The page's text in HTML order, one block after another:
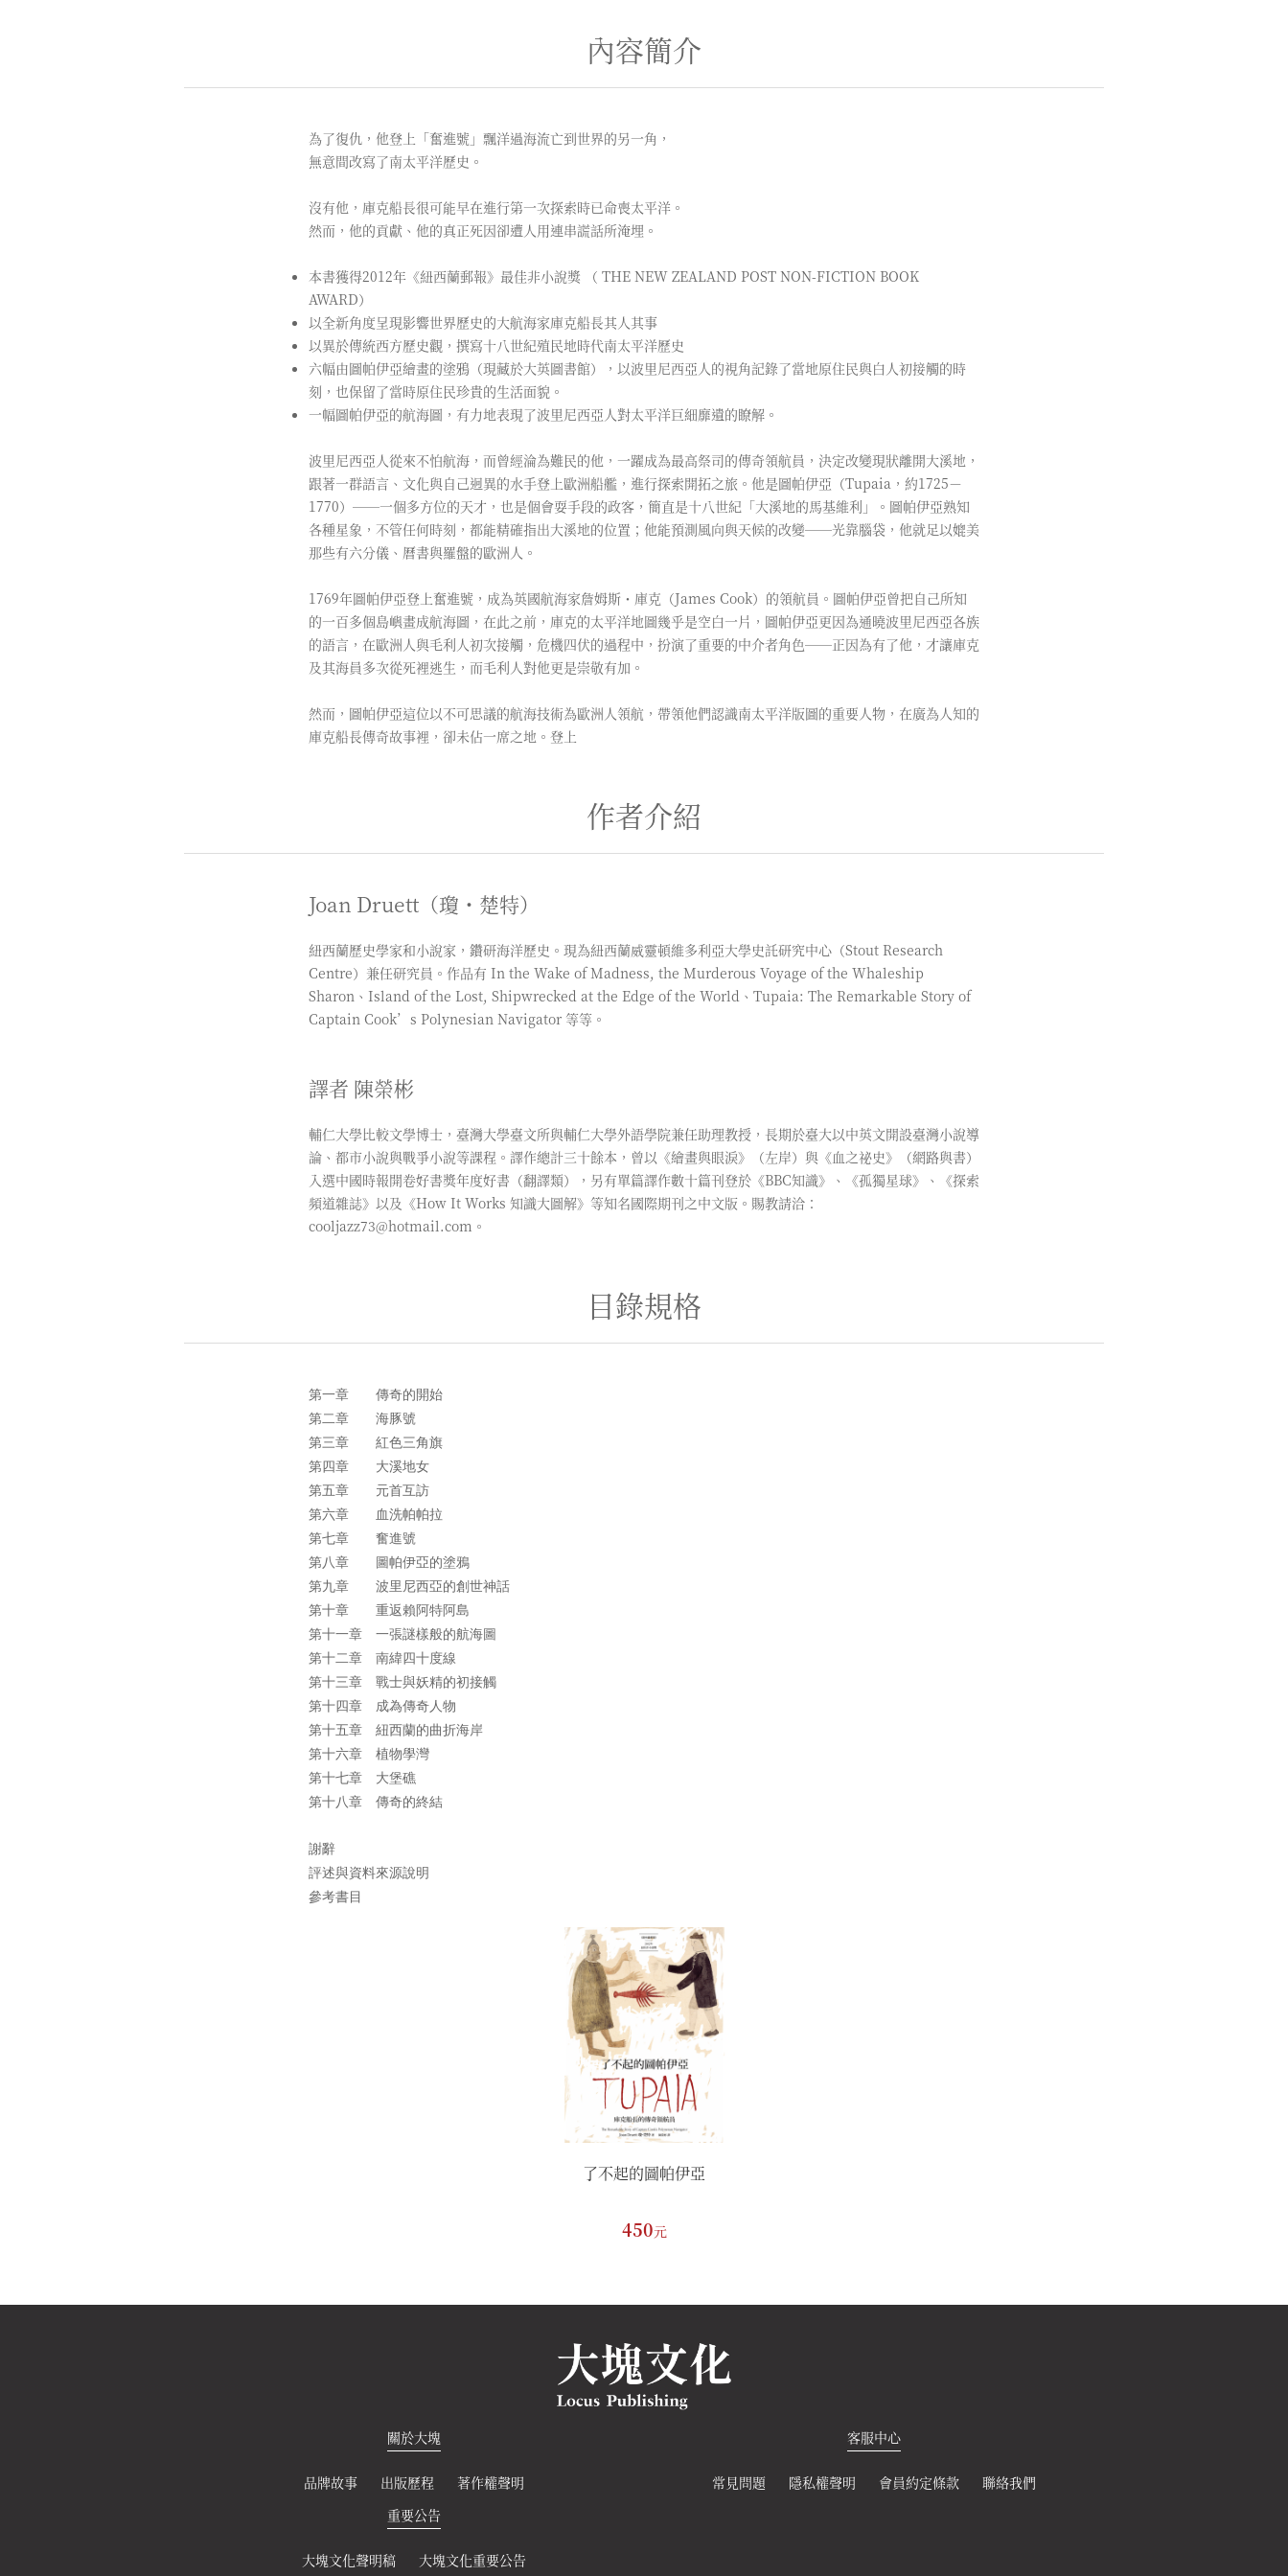
內容簡介
為了復仇，他登上「奮進號」飄洋過海流亡到世界的另一角，
無意間改寫了南太平洋歷史。
沒有他，庫克船長很可能早在進行第一次探索時已命喪太平洋。
然而，他的貢獻、他的真正死因卻遭人用連串謊話所淹埋。
本書獲得2012年《紐西蘭郵報》最佳非小說獎 （ THE NEW ZEALAND POST NON-FICTION BOOK
AWARD）
以全新角度呈現影響世界歷史的大航海家庫克船長其人其事
以異於傳統西方歷史觀，撰寫十八世紀殖民地時代南太平洋歷史
六幅由圖帕伊亞繪畫的塗鴉（現藏於大英圖書館），以波里尼西亞人的視角記錄了當地原住民與白人初接觸的時
刻，也保留了當時原住民珍貴的生活面貌。
一幅圖帕伊亞的航海圖，有力地表現了波里尼西亞人對太平洋巨細靡遺的瞭解。
波里尼西亞人從來不怕航海，而曾經淪為難民的他，一躍成為最高祭司的傳奇領航員，決定改變現狀離開大溪地，
跟著一群語言、文化與自己迥異的水手登上歐洲船艦，進行探索開拓之旅。他是圖帕伊亞（Tupaia，約1725－
1770）──一個多方位的天才，也是個會耍手段的政客，簡直是十八世紀「大溪地的馬基維利」。圖帕伊亞熟知
各種星象，不管任何時刻，都能精確指出大溪地的位置；他能預測風向與天候的改變──光靠腦袋，他就足以媲美
那些有六分儀、曆書與羅盤的歐洲人。
1769年圖帕伊亞登上奮進號，成為英國航海家詹姆斯・庫克（James Cook）的領航員。圖帕伊亞曾把自己所知
的一百多個島嶼畫成航海圖，在此之前，庫克的太平洋地圖幾乎是空白一片，圖帕伊亞更因為通曉波里尼西亞各族
的語言，在歐洲人與毛利人初次接觸，危機四伏的過程中，扮演了重要的中介者角色──正因為有了他，才讓庫克
及其海員多次從死裡逃生，而毛利人對他更是崇敬有加。
然而，圖帕伊亞這位以不可思議的航海技術為歐洲人領航，帶領他們認識南太平洋版圖的重要人物，在廣為人知的
庫克船長傳奇故事裡，卻未佔一席之地。登上
作者介紹
Joan Druett（瓊・楚特）
紐西蘭歷史學家和小說家，鑽研海洋歷史。現為紐西蘭威靈頓維多利亞大學史託研究中心（Stout Research
Centre）兼任研究員。作品有 In the Wake of Madness, the Murderous Voyage of the Whaleship
Sharon、Island of the Lost, Shipwrecked at the Edge of the World、Tupaia: The Remarkable Story of
Captain Cook’s Polynesian Navigator 等等。
譯者 陳榮彬
輔仁大學比較文學博士，臺灣大學臺文所與輔仁大學外語學院兼任助理教授，長期於臺大以中英文開設臺灣小說導
論、都市小說與戰爭小說等課程。譯作總計三十餘本，曾以《繪畫與眼淚》（左岸）與《血之祕史》（網路與書）
入選中國時報開卷好書獎年度好書（翻譯類），另有單篇譯作數十篇刊登於《BBC知識》、《孤獨星球》、《探索
頻道雜誌》以及《How It Works 知識大圖解》等知名國際期刊之中文版。賜教請洽：
cooljazz73@hotmail.com。
目錄規格
第一章 傳奇的開始
第二章 海豚號
第三章 紅色三角旗
第四章 大溪地女
第五章 元首互訪
第六章 血洗帕帕拉
第七章 奮進號
第八章 圖帕伊亞的塗鴉
第九章 波里尼西亞的創世神話
第十章 重返賴阿特阿島
第十一章 一張謎樣般的航海圖
第十二章 南緯四十度線
第十三章 戰士與妖精的初接觸
第十四章 成為傳奇人物
第十五章 紐西蘭的曲折海岸
第十六章 植物學灣
第十七章 大堡礁
第十八章 傳奇的終結
謝辭
評述與資料來源說明
參考書目
了不起的圖帕伊亞
450元
關於大塊
品牌故事 出版歷程 著作權聲明
客服中心
常見問題 隱私權聲明 會員約定條款
聯絡我們
重要公告
大塊文化聲明稿 大塊文化重要公告